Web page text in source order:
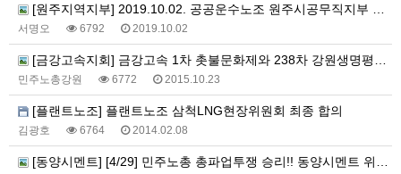
[원주지역지부] 2019.10.02. 공공운수노조 원주시공무직지부 파업지지 민주노총 원주지역지부 기자회견
서명오 6792 2019.10.02
[금강고속지회] 금강고속 1차 촛불문화제와 238차 강원생명평화 기도회
민주노총강원 6772 2015.10.23
[플랜트노조] 플랜트노조 삼척LNG현장위원회 최종 합의
김광호 6764 2014.02.08
[동양시멘트] [4/29] 민주노총 총파업투쟁 승리!! 동양시멘트 위장도급 분쇄!! 민주노총 동해삼척지부 공동행동